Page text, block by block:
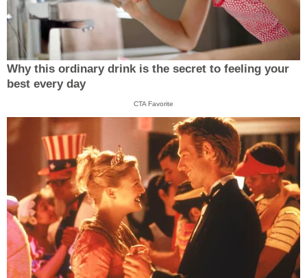
Why this ordinary drink is the secret to feeling your
best every day
CTA Favorite